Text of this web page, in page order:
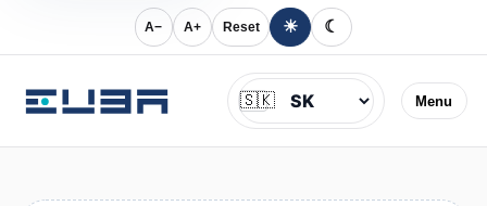
A− A+ Reset ☀ ☾
Menu
Jazyk
🇸🇰